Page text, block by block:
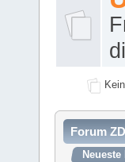
Forum
Neueste